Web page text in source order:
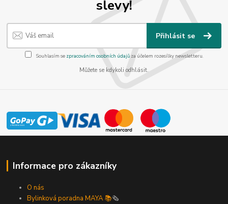
slevy!
Přihlásit se
Souhlasím se zpracováním osobních údajůza účelem rozesílky newsletteru.
Můžete se kdykoli odhlásit.
Informace pro zákazníky
O nás
Bylinková poradna MAYA 📚🗞️